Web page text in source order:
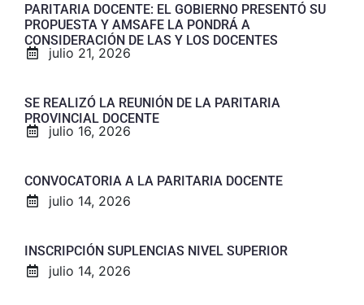
PARITARIA DOCENTE: EL GOBIERNO PRESENTÓ SU
PROPUESTA Y AMSAFE LA PONDRÁ A
CONSIDERACIÓN DE LAS Y LOS DOCENTES
julio 21, 2026
SE REALIZÓ LA REUNIÓN DE LA PARITARIA
PROVINCIAL DOCENTE
julio 16, 2026
CONVOCATORIA A LA PARITARIA DOCENTE
julio 14, 2026
INSCRIPCIÓN SUPLENCIAS NIVEL SUPERIOR
julio 14, 2026